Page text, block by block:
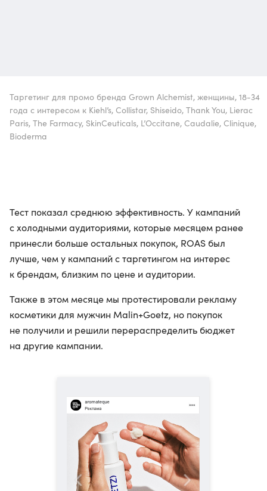
Таргетинг для промо бренда Grown Alchemist, женщины, 18-34
года с интересом к Kiehl’s, Collistar, Shiseido, Thank You, Lierac
Paris, The Farmacy, SkinCeuticals, L’Occitane, Caudalie, Clinique,
Bioderma
Тест показал среднюю эффективность. У кампаний
с холодными аудиториями, которые месяцем ранее
принесли больше остальных покупок, ROAS был
лучше, чем у кампаний с таргетингом на интерес
к брендам, близким по цене и аудитории.
Также в этом месяце мы протестировали рекламу
косметики для мужчин Malin+Goetz, но покупок
не получили и решили перераспределить бюджет
на другие кампании.